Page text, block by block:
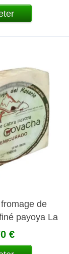
de
payoya La
€